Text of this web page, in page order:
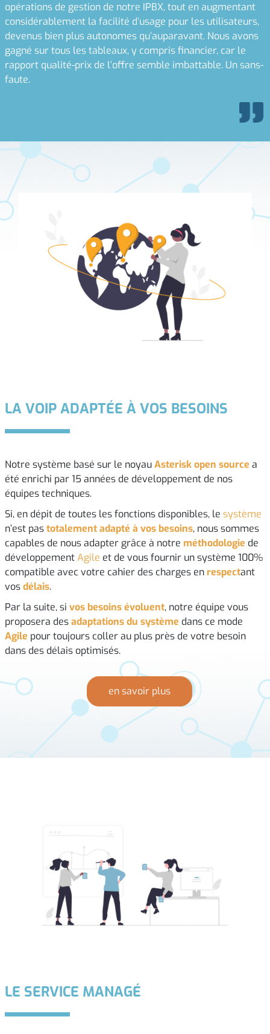
opérations de gestion de notre IPBX, tout en augmentant
considérablement la facilité d’usage pour les utilisateurs,
devenus bien plus autonomes qu’auparavant. Nous avons
gagné sur tous les tableaux, y compris financier, car le
rapport qualité-prix de l’offre semble imbattable. Un sans-
faute.
LA VOIP ADAPTÉE À VOS BESOINS
Notre système basé sur le noyauAsterisk open source a
été enrichi par 15 années de développement de nos
équipes techniques.
Si, en dépit de toutes les fonctions disponibles, le système
n’est pastotalement adapté à vos besoins, nous sommes
capables de nous adapter grâce à notre méthodologie de
développementAgile et de vous fournir un système 100%
compatible avec votre cahier des charges en respectant
vosdélais.
Par la suite, si vos besoins évoluent, notre équipe vous
proposera desadaptations du système dans ce mode
Agile pour toujours coller au plus près de votre besoin
dans des délais optimisés.
en savoir plus
LE SERVICE MANAGÉ